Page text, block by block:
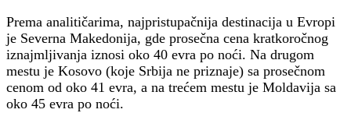
Prema analitičarima, najpristupačnija destinacija u Evropi
je Severna Makedonija, gde prosečna cena kratkoročnog
iznajmljivanja iznosi oko 40 evra po noći. Na drugom
mestu je Kosovo (koje Srbija ne priznaje) sa prosečnom
cenom od oko 41 evra, a na trećem mestu je Moldavija sa
oko 45 evra po noći.